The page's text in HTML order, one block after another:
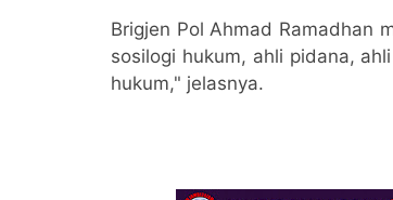
Brigjen Pol Ahmad Ramadhan
sosilogi hukum, ahli pidana,
hukum," jelasnya.